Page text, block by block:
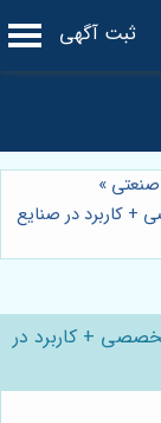
ثبت آگهی
صنعتی »
+ کاربرد در صنایع
+ کاربرد در